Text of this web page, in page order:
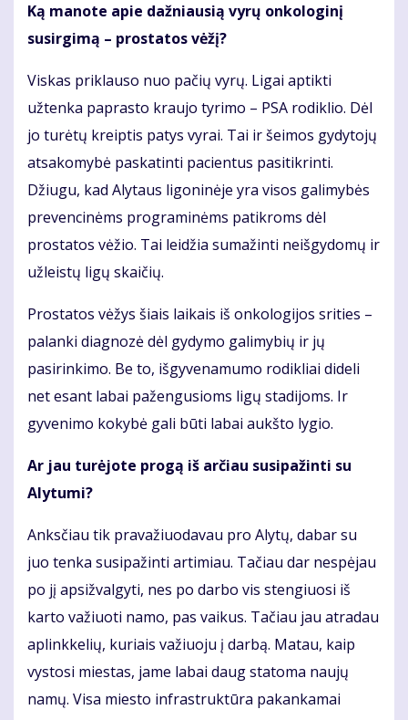
Ką manote apie dažniausią vyrų onkologinį
susirgimą – prostatos vėžį?
Viskas priklauso nuo pačių vyrų. Ligai aptikti
užtenka paprasto kraujo tyrimo – PSA rodiklio. Dėl
jo turėtų kreiptis patys vyrai. Tai ir šeimos gydytojų
atsakomybė paskatinti pacientus pasitikrinti.
Džiugu, kad Alytaus ligoninėje yra visos galimybės
prevencinėms programinėms patikroms dėl
prostatos vėžio. Tai leidžia sumažinti neišgydomų ir
užleistų ligų skaičių.
Prostatos vėžys šiais laikais iš onkologijos srities –
palanki diagnozė dėl gydymo galimybių ir jų
pasirinkimo. Be to, išgyvenamumo rodikliai dideli
net esant labai pažengusioms ligų stadijoms. Ir
gyvenimo kokybė gali būti labai aukšto lygio.
Ar jau turėjote progą iš arčiau susipažinti su
Alytumi?
Anksčiau tik pravažiuodavau pro Alytų, dabar su
juo tenka susipažinti artimiau. Tačiau dar nespėjau
po jį apsižvalgyti, nes po darbo vis stengiuosi iš
karto važiuoti namo, pas vaikus. Tačiau jau atradau
aplinkkelių, kuriais važiuoju į darbą. Matau, kaip
vystosi miestas, jame labai daug statoma naujų
namų. Visa miesto infrastruktūra pakankamai